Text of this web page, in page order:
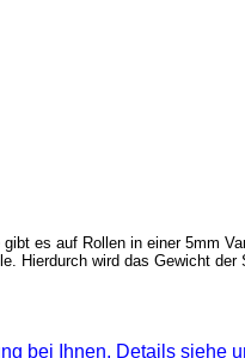
es auf Rollen in einer 5mm
Hierdurch wird das Gewicht
bei Ihnen, Details siehe